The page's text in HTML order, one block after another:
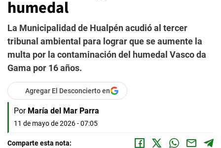
humedal
La Municipalidad de Hualpén acudió al tercer
tribunal ambiental para lograr que se aumente la
multa por la contaminación del humedal Vasco da
Gama por 16 años.
Agregar El Desconcierto en
Por María del Mar Parra
11 de mayo de 2026 - 07:05
Comparte esta nota: